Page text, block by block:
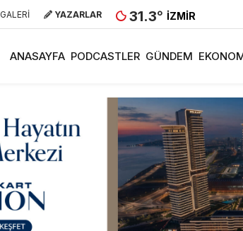
GALERİ YAZARLAR 31.3° İZMIR
ANASAYFA PODCASTLER GÜNDEM